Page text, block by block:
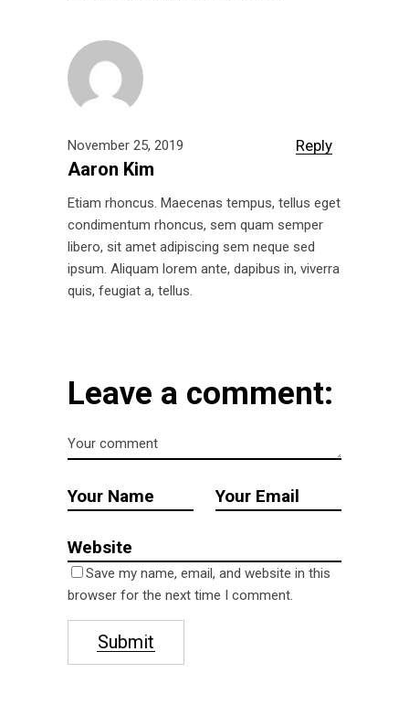
November 25, 2019 Reply
Aaron Kim
Etiam rhoncus. Maecenas tempus, tellus eget
condimentum rhoncus, sem quam semper
libero, sit amet adipiscing sem neque sed
ipsum. Aliquam lorem ante, dapibus in, viverra
quis, feugiat a, tellus.
Leave a comment:
Save my name, email, and website in this
browser for the next time I comment.
Submit